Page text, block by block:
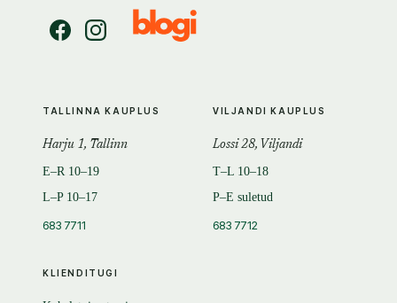
KLIENDITUGI
TALLINNA KAUPLUS
Harju 1, Tallinn
E–R 10–19
L–P 10–17
683 7711
VILJANDI KAUPLUS
Lossi 28, Viljandi
T–L 10–18
P–E suletud
683 7712